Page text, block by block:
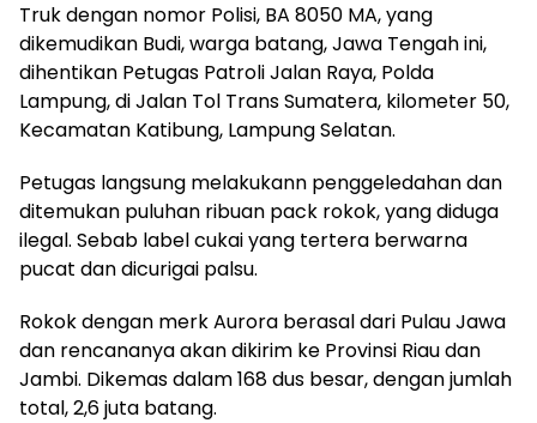
Truk dengan nomor Polisi, BA 8050 MA, yang
dikemudikan Budi, warga batang, Jawa Tengah ini,
dihentikan Petugas Patroli Jalan Raya, Polda
Lampung, di Jalan Tol Trans Sumatera, kilometer 50,
Kecamatan Katibung, Lampung Selatan.
Petugas langsung melakukann penggeledahan dan
ditemukan puluhan ribuan pack rokok, yang diduga
ilegal. Sebab label cukai yang tertera berwarna
pucat dan dicurigai palsu.
Rokok dengan merk Aurora berasal dari Pulau Jawa
dan rencananya akan dikirim ke Provinsi Riau dan
Jambi. Dikemas dalam 168 dus besar, dengan jumlah
total, 2,6 juta batang.